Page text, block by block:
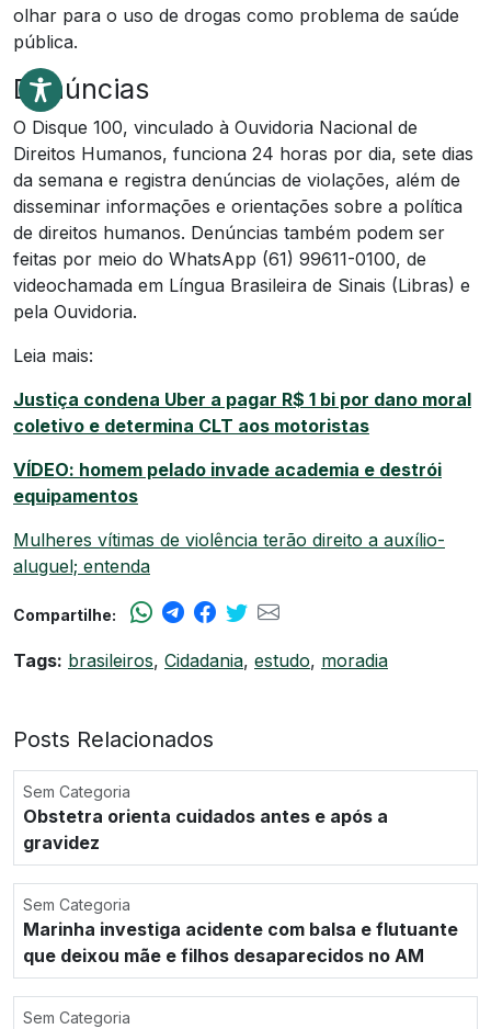
olhar para o uso de drogas como problema de saúde
pública.
Denúncias
O Disque 100, vinculado à Ouvidoria Nacional de
Direitos Humanos, funciona 24 horas por dia, sete dias
da semana e registra denúncias de violações, além de
disseminar informações e orientações sobre a política
de direitos humanos. Denúncias também podem ser
feitas por meio do WhatsApp (61) 99611-0100, de
videochamada em Língua Brasileira de Sinais (Libras) e
pela Ouvidoria.
Leia mais:
Justiça condena Uber a pagar R$ 1 bi por dano moral
coletivo e determina CLT aos motoristas
VÍDEO: homem pelado invade academia e destrói
equipamentos
Mulheres vítimas de violência terão direito a auxílio-
aluguel; entenda
Compartilhe:
Tags: brasileiros, Cidadania, estudo, moradia
Posts Relacionados
Sem Categoria
Obstetra orienta cuidados antes e após a
gravidez
Sem Categoria
Marinha investiga acidente com balsa e flutuante
que deixou mãe e filhos desaparecidos no AM
Sem Categoria